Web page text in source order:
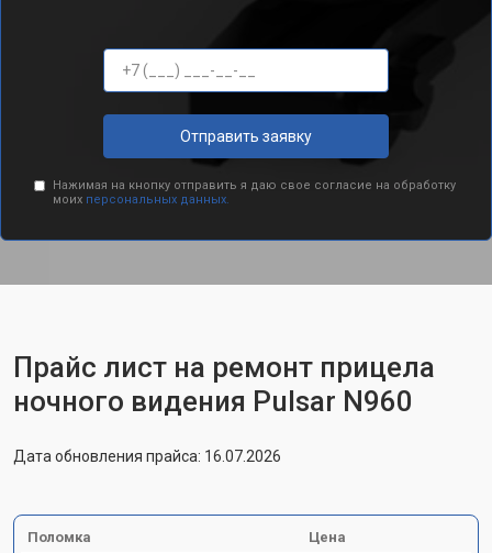
Отправить заявку
Нажимая на кнопку отправить я даю свое согласие на обработку
моих персональных данных.
Прайс лист на ремонт прицела
ночного видения Pulsar N960
Дата обновления прайса: 16.07.2026
Поломка Цена